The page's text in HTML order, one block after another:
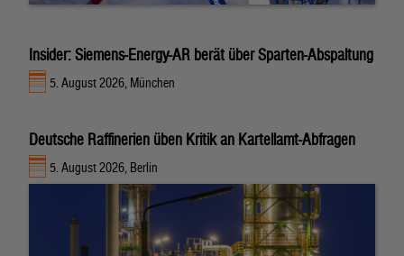
Insider: Siemens-Energy-AR berät über Sparten-Abspaltung
5. August 2026, München
Deutsche Raffinerien üben Kritik an Kartellamt-Abfragen
5. August 2026, Berlin